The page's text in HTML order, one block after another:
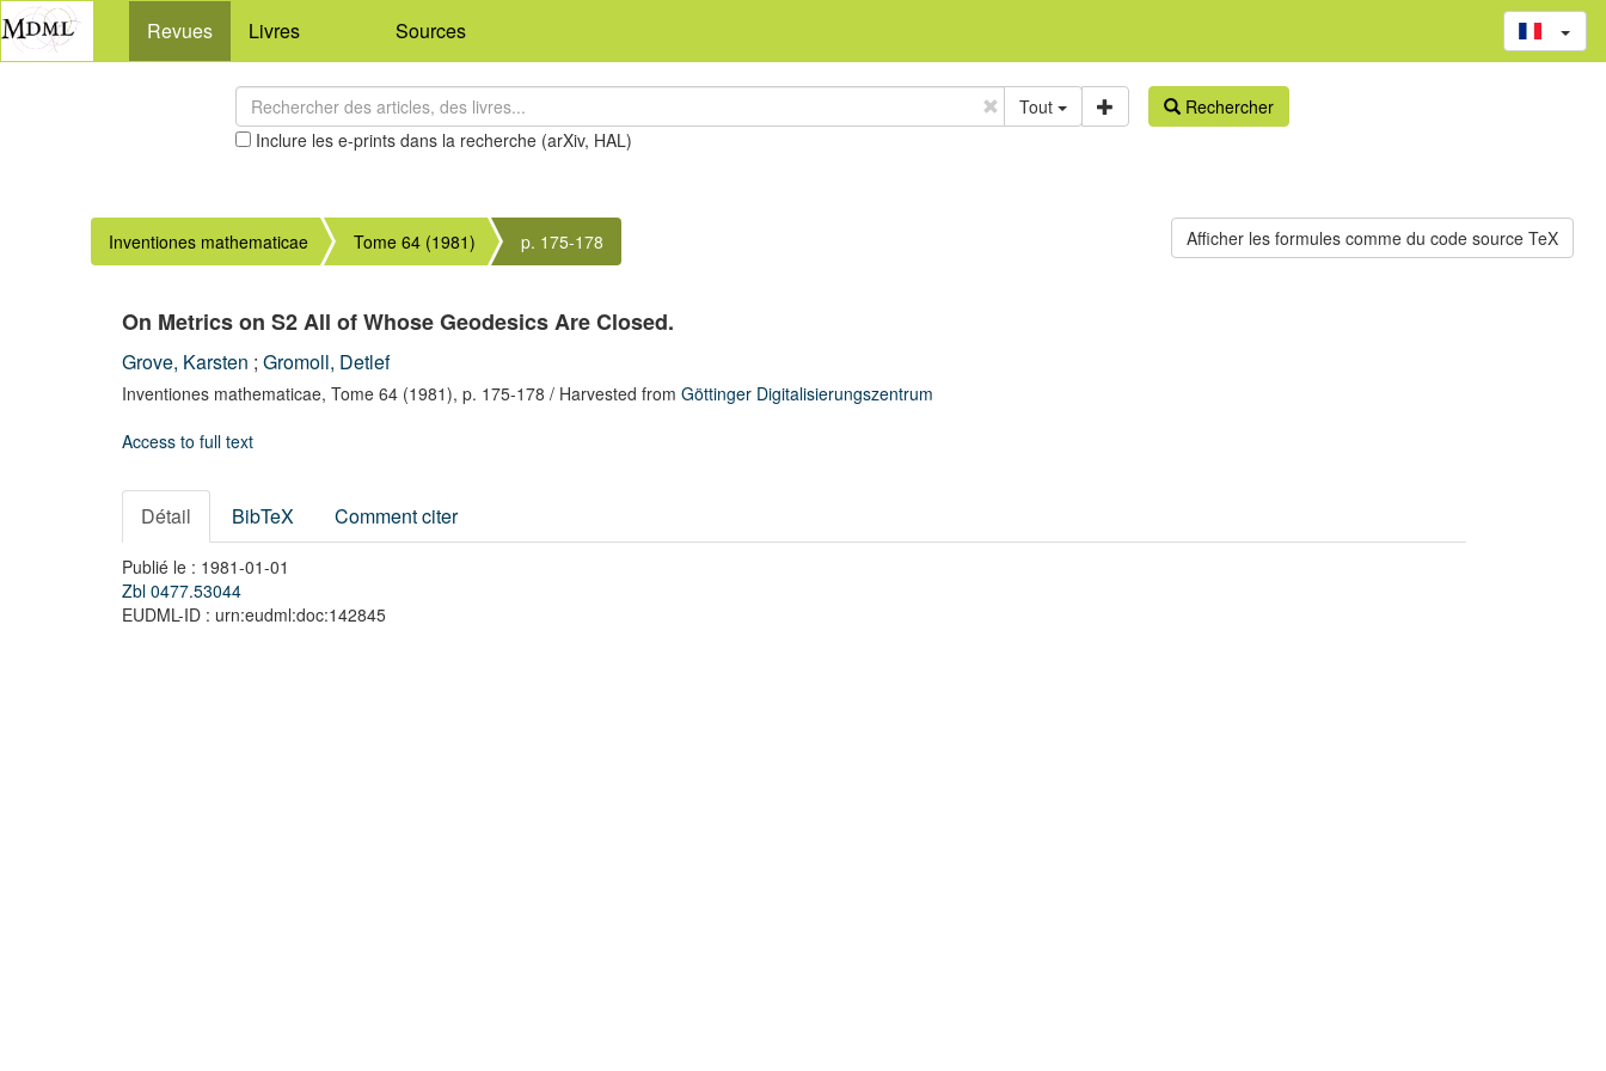
Revues Livres Sources
Tout
Inclure les e-prints dans la recherche (arXiv, HAL)
Rechercher
Inventiones mathematicae Tome 64 (1981) p. 175-178
On Metrics on S2 All of Whose Geodesics Are Closed.
Grove, Karsten ; Gromoll, Detlef
Inventiones mathematicae, Tome 64 (1981), p. 175-178 / Harvested from Göttinger Digitalisierungszentrum
Access to full text
Détail BibTeX Comment citer
Publié le : 1981-01-01
Zbl 0477.53044
EUDML-ID : urn:eudml:doc:142845